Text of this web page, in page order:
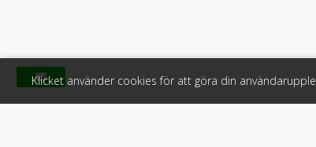
Klicket använder cookies för att göra din